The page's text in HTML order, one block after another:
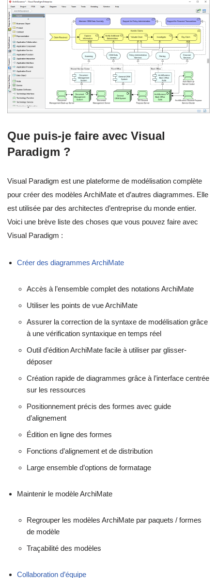
Que puis-je faire avec Visual
Paradigm ?
Visual Paradigm est une plateforme de modélisation complète
pour créer des modèles ArchiMate et d’autres diagrammes. Elle
est utilisée par des architectes d’entreprise du monde entier.
Voici une brève liste des choses que vous pouvez faire avec
Visual Paradigm :
Créer des diagrammes ArchiMate
Accès à l’ensemble complet des notations ArchiMate
Utiliser les points de vue ArchiMate
Assurer la correction de la syntaxe de modélisation grâce
à une vérification syntaxique en temps réel
Outil d’édition ArchiMate facile à utiliser par glisser-
déposer
Création rapide de diagrammes grâce à l’interface centrée
sur les ressources
Positionnement précis des formes avec guide
d’alignement
Édition en ligne des formes
Fonctions d’alignement et de distribution
Large ensemble d’options de formatage
Maintenir le modèle ArchiMate
Regrouper les modèles ArchiMate par paquets / formes
de modèle
Traçabilité des modèles
Collaboration d’équipe